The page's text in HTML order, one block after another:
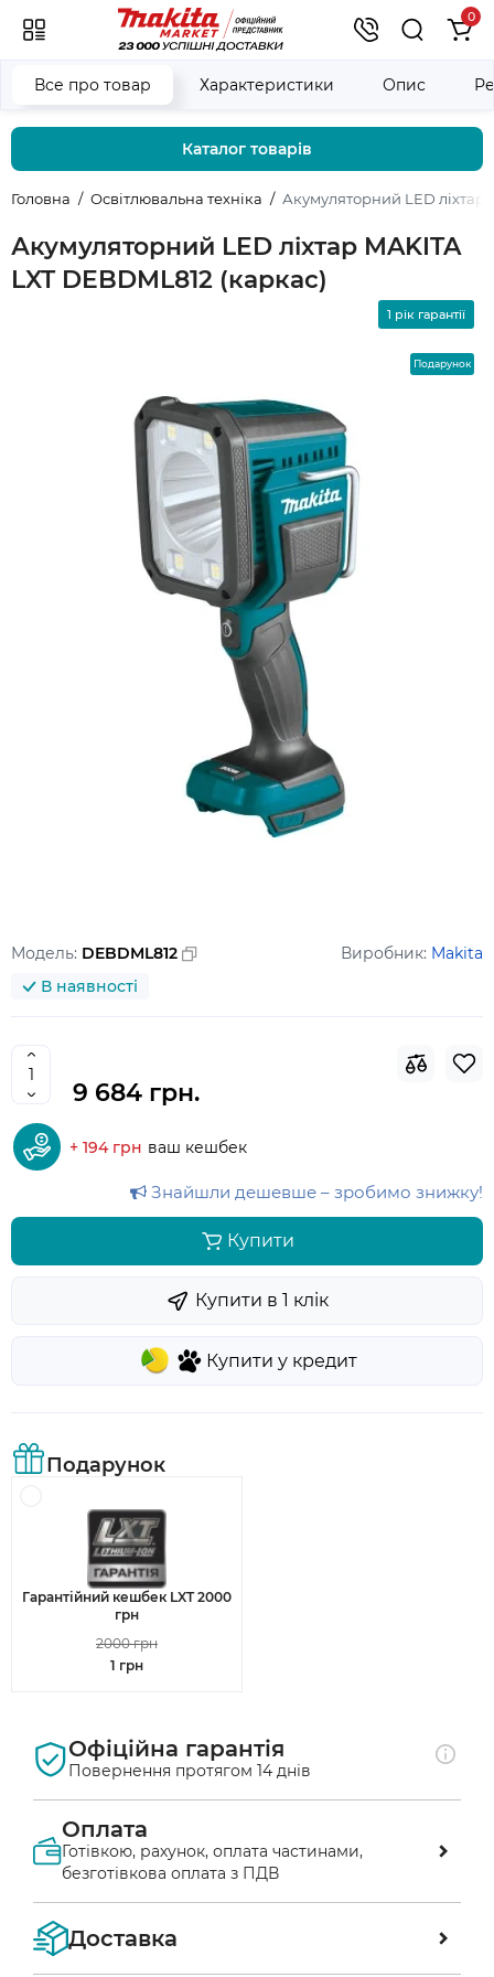
0
Каталог товарів
Головна Освітлювальна техніка Акумуляторний LED ліхтар
Акумуляторний LED ліхтар MAKITA
LXT DEBDML812 (каркас)
Все про товар Характеристики Опис
1 рік гарантії
Подарунок
Модель: DEBDML812 Виробник: Makita
В наявності
Подарунок
Гарантійний кешбек LXT 2000
грн
2000 грн
1 грн
9 684 грн.
+ 194 грн ваш кешбек
Знайшли дешевше – зробимо знижку!
Купити
Купити у кредит
Купити в 1 клiк
Офіційна гарантія
Повернення протягом 14 днів
Оплата
Готівкою, рахунок, оплата частинами,
безготівкова оплата з ПДВ
пошти»
Доставка